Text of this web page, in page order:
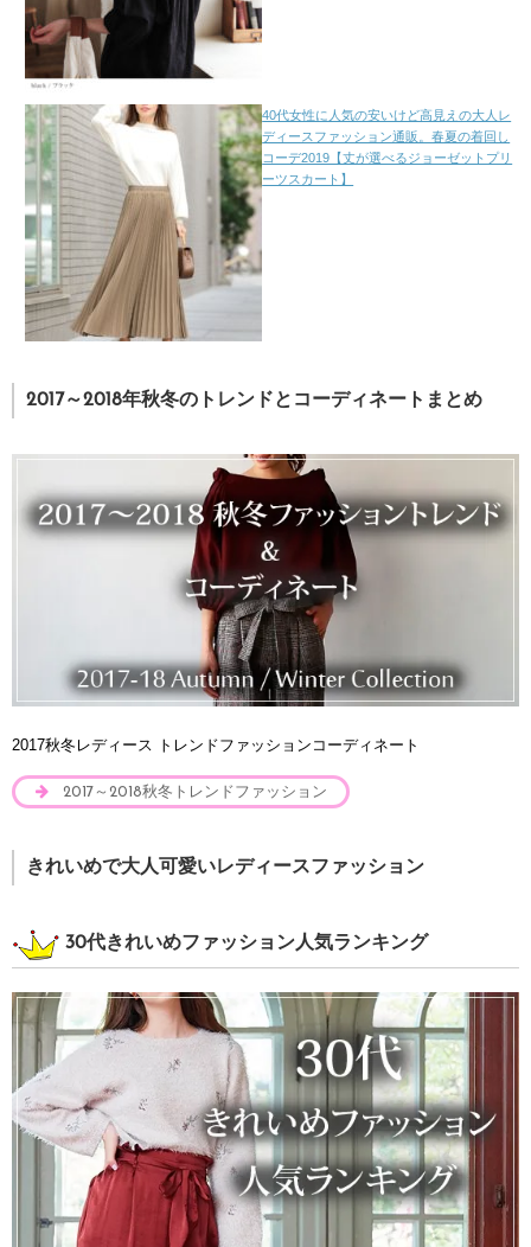
40代女性に人気の安いけど高見えの大人レ
ディースファッション通販。春夏の着回し
コーデ2019【丈が選べるジョーゼットプリ
ーツスカート】
2017～2018年秋冬のトレンドとコーディネートまとめ
2017秋冬レディース トレンドファッションコーディネート
2017～2018秋冬トレンドファッション
きれいめで大人可愛いレディースファッション
30代きれいめファッション人気ランキング